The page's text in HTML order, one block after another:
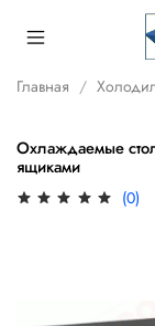
Главная
Охлаждаемые
ящиками
(0)